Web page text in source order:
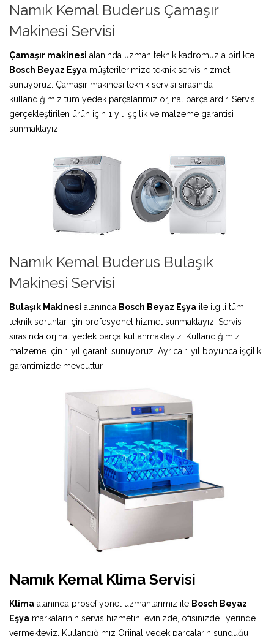
Namık Kemal Buderus Çamaşır
Makinesi Servisi
Çamaşır makinesi alanında uzman teknik kadromuzla birlikte
Bosch Beyaz Eşya müşterilerimize teknik servis hizmeti
sunuyoruz. Çamaşır makinesi teknik servisi sırasında
kullandığımız tüm yedek parçalarımız orjinal parçalardır. Servisi
gerçekleştirilen ürün için 1 yıl işçilik ve malzeme garantisi
sunmaktayız.
Namık Kemal Buderus Bulaşık
Makinesi Servisi
Bulaşık Makinesi alanında Bosch Beyaz Eşya ile ilgili tüm
teknik sorunlar için profesyonel hizmet sunmaktayız. Servis
sırasında orjinal yedek parça kullanmaktayız. Kullandığımız
malzeme için 1 yıl garanti sunuyoruz. Ayrıca 1 yıl boyunca işçilik
garantimizde mevcuttur.
Namık Kemal Klima Servisi
Klima alanında prosefiyonel uzmanlarımız ile Bosch Beyaz
Eşya markalarının servis hizmetini evinizde, ofisinizde.. yerinde
vermekteyiz. Kullandığımız Orjinal yedek parçaların sunduğu